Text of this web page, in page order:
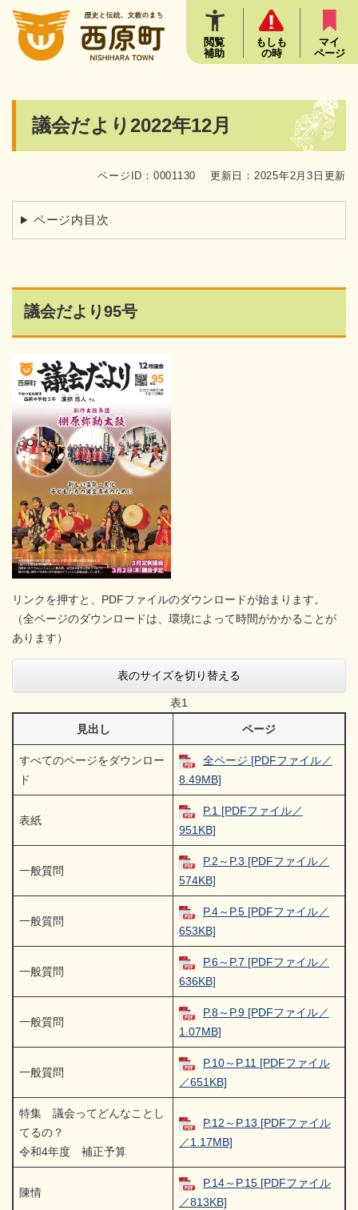
メニューを飛ばして本文へ
閲覧
補助
もしも
の時
マイ
ページ
議会だより2022年12月
ページID：0001130 更新日：2025年2月3日更新
ページ内目次
議会だより95号
リンクを押すと、PDFファイルのダウンロードが始まります。
（全ページのダウンロードは、環境によって時間がかかることが
あります）
表のサイズを切り替える
表1
見出し ページ
すべてのページをダウンロー
ド
全ページ [PDFファイル／
8.49MB]
表紙
P.1 [PDFファイル／
951KB]
一般質問
P.2～P.3 [PDFファイル／
574KB]
一般質問
P.4～P.5 [PDFファイル／
653KB]
一般質問
P.6～P.7 [PDFファイル／
636KB]
一般質問
P.8～P.9 [PDFファイル／
1.07MB]
一般質問
P.10～P.11 [PDFファイル
／651KB]
特集 議会ってどんなことし
てるの？
令和4年度 補正予算
P.12～P.13 [PDFファイル
／1.17MB]
陳情
P.14～P.15 [PDFファイル
／813KB]